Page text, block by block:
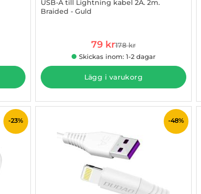
USB-A till Lightning kabel 2A. 2m.
Braided - Guld
rea pris
79 krtidigare pris
178 kr
Skickas inom: 1-2 dagar
Lägg i varukorg
-23% -48%